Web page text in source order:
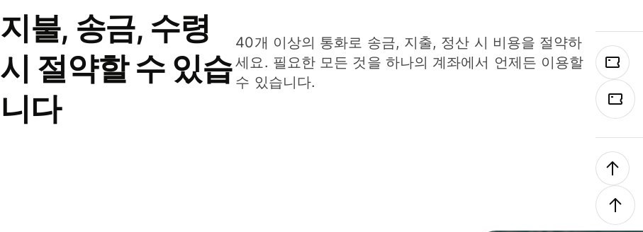
지불, 송금, 수령
시 절약할 수 있습
니다
40개 이상의 통화로 송금, 지출, 정산 시 비용을 절약하
세요. 필요한 모든 것을 하나의 계좌에서 언제든 이용할
수 있습니다.